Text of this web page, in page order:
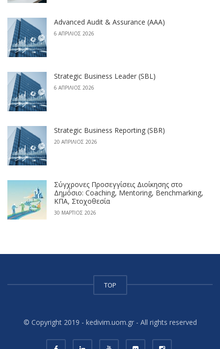
Advanced Audit & Assurance (AAA)
6 ΑΠΡΊΛΙΟΣ 2026
Strategic Business Leader (SBL)
6 ΑΠΡΊΛΙΟΣ 2026
Strategic Business Reporting (SBR)
20 ΑΠΡΊΛΙΟΣ 2026
Σύγχρονες Προσεγγίσεις Διοίκησης στο
Δημόσιο: Coaching, Mentoring, Benchmarking,
ΚΠΑ, Στοχοθεσία
30 ΜΆΡΤΙΟΣ 2026
TOP
© Copyright 2019 - kedivim.uom.gr - All rights reserved